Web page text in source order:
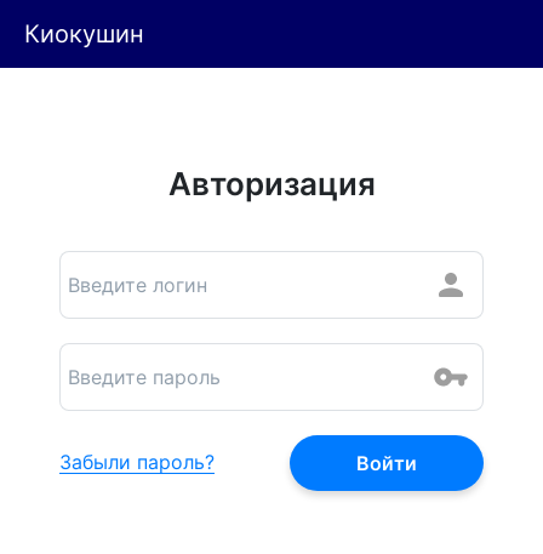
Киокушин
Авторизация
Забыли пароль?